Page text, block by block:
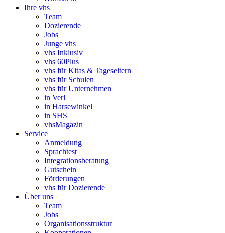
Ihre vhs
Team
Dozierende
Jobs
Junge vhs
vhs Inklusiv
vhs 60Plus
vhs für Kitas & Tageseltern
vhs für Schulen
vhs für Unternehmen
in Verl
in Harsewinkel
in SHS
vhsMagazin
Service
Anmeldung
Sprachtest
Integrationsberatung
Gutschein
Förderungen
vhs für Dozierende
Über uns
Team
Jobs
Organisationsstruktur